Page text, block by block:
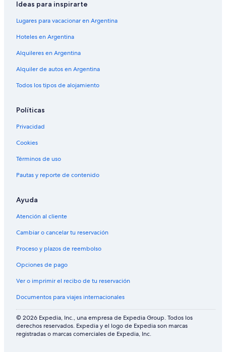
Ideas para inspirarte
Lugares para vacacionar en Argentina
Hoteles en Argentina
Alquileres en Argentina
Alquiler de autos en Argentina
Todos los tipos de alojamiento
Políticas
Privacidad
Cookies
Términos de uso
Pautas y reporte de contenido
Ayuda
Atención al cliente
Cambiar o cancelar tu reservación
Proceso y plazos de reembolso
Opciones de pago
Ver o imprimir el recibo de tu reservación
Documentos para viajes internacionales
© 2026 Expedia, Inc., una empresa de Expedia Group. Todos los
derechos reservados. Expedia y el logo de Expedia son marcas
registradas o marcas comerciales de Expedia, Inc.